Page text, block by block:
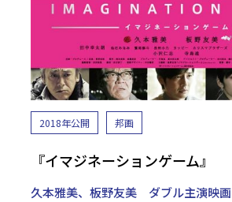
2018年公開 邦画
『イマジネーションゲーム』
久本雅美、板野友美 ダブル主演映画